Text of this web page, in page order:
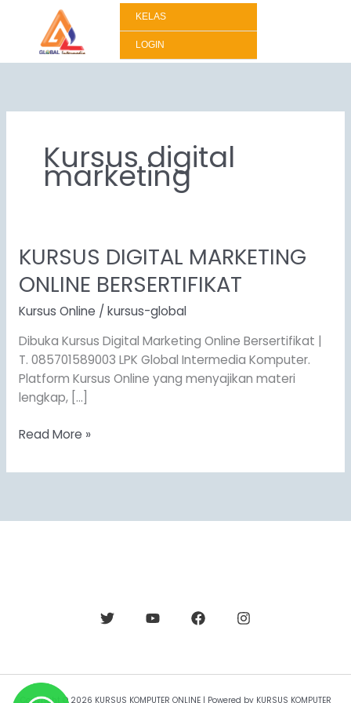
konten
KELAS
LOGIN
Kursus digital
marketing
KURSUS DIGITAL MARKETING
ONLINE BERSERTIFIKAT
Kursus Online / kursus-global
Dibuka Kursus Digital Marketing Online Bersertifikat |
T. 085701589003 LPK Global Intermedia Komputer.
Platform Kursus Online yang menyajikan materi
lengkap, […]
KURSUS
MARKETING
ONLINE
Read More »
Copyright © 2026 KURSUS KOMPUTER ONLINE | Powered by KURSUS KOMPUTER